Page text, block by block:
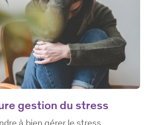
gestion du stress
à bien gérer le stress.